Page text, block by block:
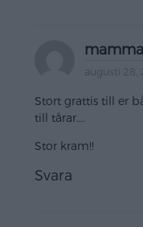
augusti
Stort grattis till er
till tårar….
Stor kram!!
Svara